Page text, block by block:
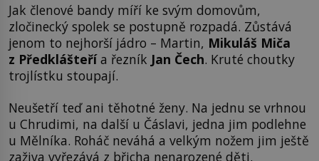
Jak členové bandy míří ke svým domovům,
zločinecký spolek se postupně rozpadá. Zůstává
jenom to nejhorší jádro – Martin, Mikuláš Miča
z Předklášteřía řezník Jan Čech. Kruté choutky
trojlístku stoupají.
Neušetří teď ani těhotné ženy. Na jednu se vrhnou
u Chrudimi, na další u Čáslavi, jedna jim podlehne
u Mělníka. Roháč neváhá a velkým nožem jim ještě
zaživa vyřezává z břicha nenarozené děti.